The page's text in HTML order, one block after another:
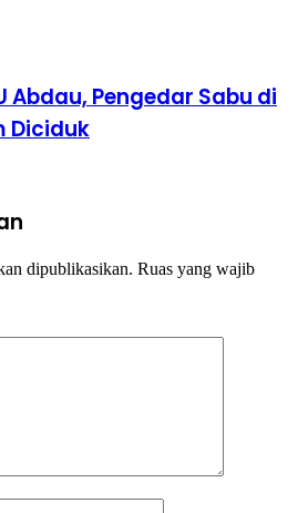
Abdau, Pengedar Sabu di
Diciduk
dipublikasikan. Ruas yang wajib